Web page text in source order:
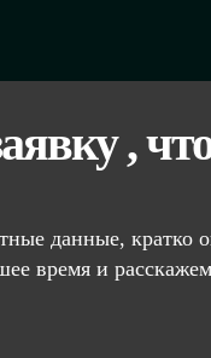
,
данные, кратко
время и